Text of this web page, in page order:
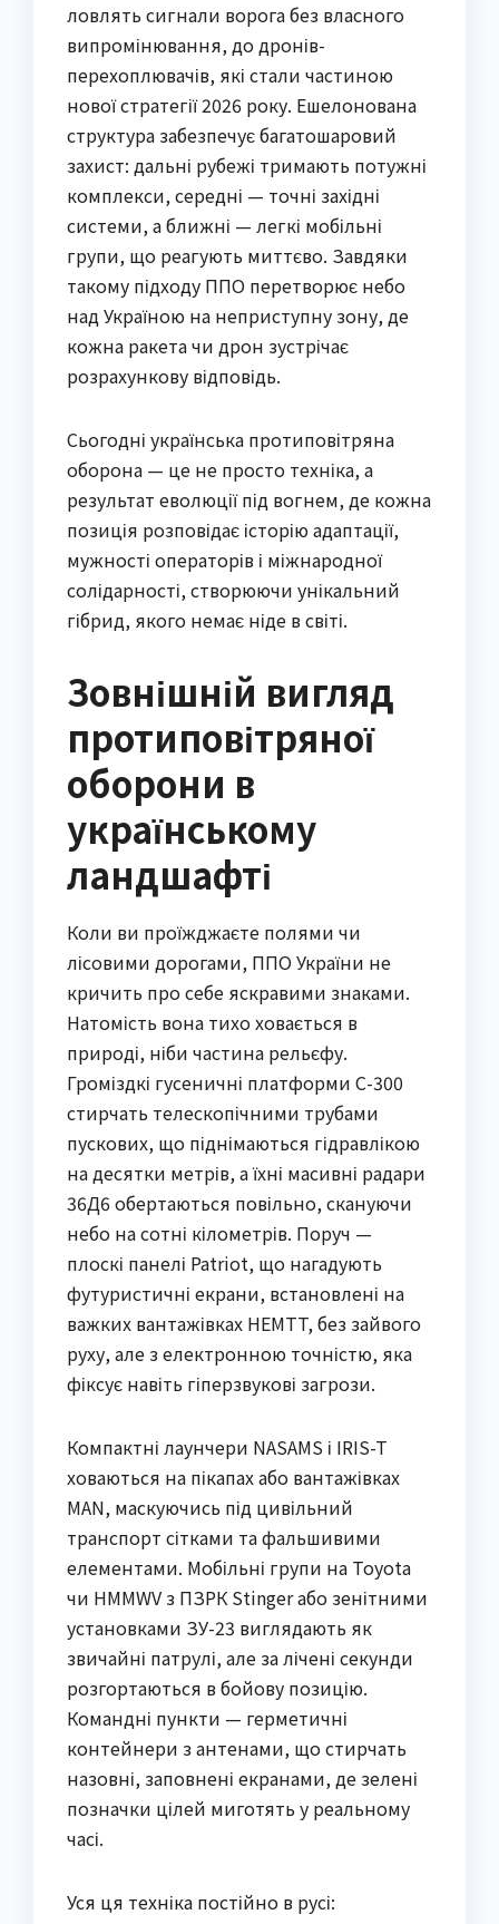
ловлять сигнали ворога без власного
випромінювання, до дронів-
перехоплювачів, які стали частиною
нової стратегії 2026 року. Ешелонована
структура забезпечує багатошаровий
захист: дальні рубежі тримають потужні
комплекси, середні — точні західні
системи, а ближні — легкі мобільні
групи, що реагують миттєво. Завдяки
такому підходу ППО перетворює небо
над Україною на неприступну зону, де
кожна ракета чи дрон зустрічає
розрахункову відповідь.
Сьогодні українська протиповітряна
оборона — це не просто техніка, а
результат еволюції під вогнем, де кожна
позиція розповідає історію адаптації,
мужності операторів і міжнародної
солідарності, створюючи унікальний
гібрид, якого немає ніде в світі.
Зовнішній вигляд
протиповітряної
оборони в
українському
ландшафті
Коли ви проїжджаєте полями чи
лісовими дорогами, ППО України не
кричить про себе яскравими знаками.
Натомість вона тихо ховається в
природі, ніби частина рельєфу.
Громіздкі гусеничні платформи С-300
стирчать телескопічними трубами
пускових, що піднімаються гідравлікою
на десятки метрів, а їхні масивні радари
36Д6 обертаються повільно, скануючи
небо на сотні кілометрів. Поруч —
плоскі панелі Patriot, що нагадують
футуристичні екрани, встановлені на
важких вантажівках HEMTT, без зайвого
руху, але з електронною точністю, яка
фіксує навіть гіперзвукові загрози.
Компактні лаунчери NASAMS і IRIS-T
ховаються на пікапах або вантажівках
MAN, маскуючись під цивільний
транспорт сітками та фальшивими
елементами. Мобільні групи на Toyota
чи HMMWV з ПЗРК Stinger або зенітними
установками ЗУ-23 виглядають як
звичайні патрулі, але за лічені секунди
розгортаються в бойову позицію.
Командні пункти — герметичні
контейнери з антенами, що стирчать
назовні, заповнені екранами, де зелені
позначки цілей миготять у реальному
часі.
Уся ця техніка постійно в русі: